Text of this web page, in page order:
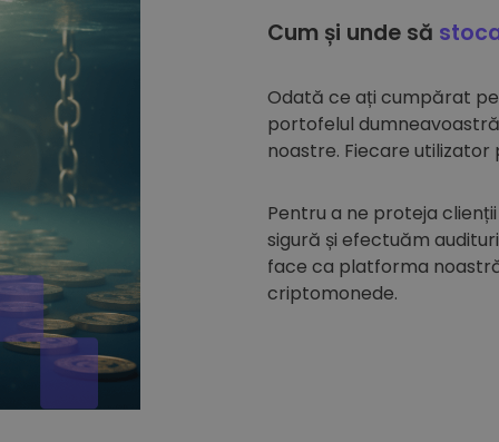
Cum și unde să
Odată ce ați cumpărat pe
portofelul
noastre. Fiecare
Pentru a ne proteja
sigură și efectuăm
face ca platforma
criptomonede.